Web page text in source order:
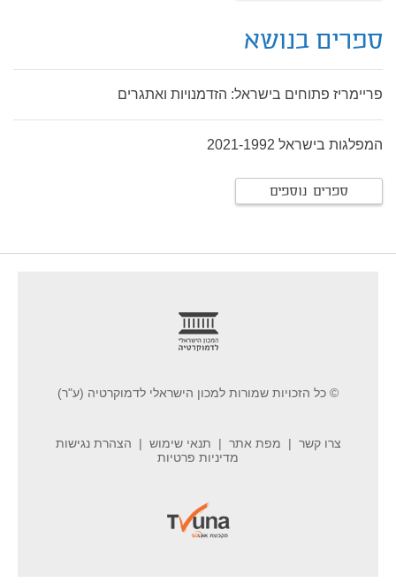
ספרים בנושא
פריימריז פתוחים בישראל: הזדמנויות ואתגרים
המפלגות בישראל 2021-1992
ספרים נוספים
© כל הזכויות שמורות למכון הישראלי לדמוקרטיה (ע"ר)
צרו קשר מפת אתר תנאי שימוש
הצהרת נגישות
מדיניות פרטיות